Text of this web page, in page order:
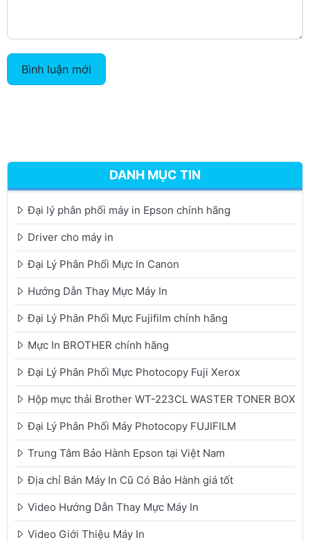
Bình luận mới
DANH MỤC TIN
Đại lý phân phối máy in Epson chính hãng
Driver cho máy in
Đại Lý Phân Phối Mực In Canon
Hướng Dẫn Thay Mực Máy In
Đại Lý Phân Phối Mực Fujifilm chính hãng
Mực In BROTHER chính hãng
Đại Lý Phân Phối Mực Photocopy Fuji Xerox
Hộp mực thải Brother WT-223CL WASTER TONER BOX
Đại Lý Phân Phối Máy Photocopy FUJIFILM
Trung Tâm Bảo Hành Epson tại Việt Nam
Địa chỉ Bán Máy In Cũ Có Bảo Hành giá tốt
Video Hướng Dẫn Thay Mực Máy In
Video Giới Thiệu Máy In